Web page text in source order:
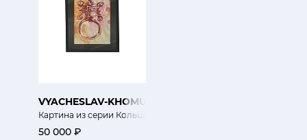
VYACHESLAV-KHOMUTOV
Картина из серии Кольца
50 000 ₽